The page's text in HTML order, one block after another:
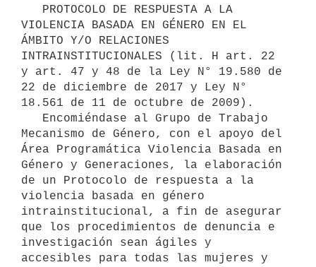
VIOLENCIA BASADA EN GÉNERO EN EL
ÁMBITO Y/O RELACIONES
INTRAINSTITUCIONALES (lit. H art. 22
y art. 47 y 48 de la Ley N° 19.580 de
22 de diciembre de 2017 y Ley N°
18.561 de 11 de octubre de 2009).
Mecanismo de Género, con el apoyo del
Área Programática Violencia Basada en
Género y Generaciones, la elaboración
de un Protocolo de respuesta a la
violencia basada en género
intrainstitucional, a fin de asegurar
que los procedimientos de denuncia e
investigación sean ágiles y
accesibles para todas las mujeres y